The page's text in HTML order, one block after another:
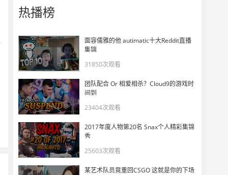
jL赛后采访：黑子们说话
19319
NaVi捧杯时刻
22016
GOAT出现了！s1mple：相信NaVi可以战胜G2
30352
热播榜
面容儒雅的他 autimatic十大Reddit直播
集锦
31850次观看
团队配合 Or 相爱相杀？Cloud9的游戏时
间到
23404次观看
2017年度人物第20名 Snax个人精彩集锦
秀
25603次观看
某艺术队员竟重回CSGO 这就是你的下场